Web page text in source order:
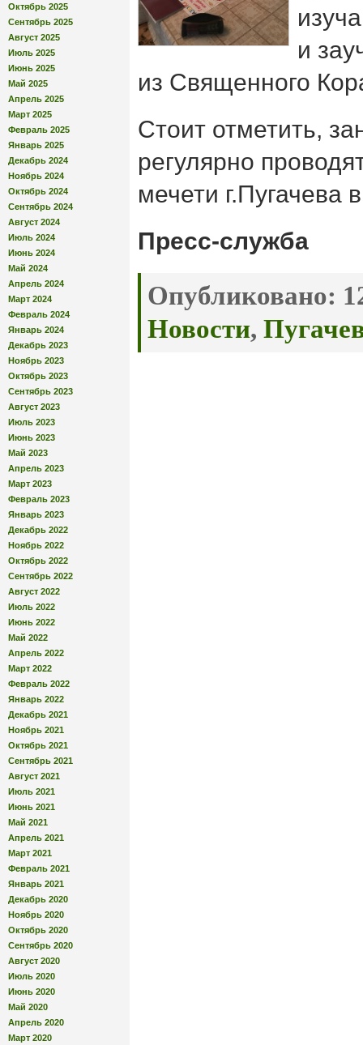
Октябрь 2025
Сентябрь 2025
Август 2025
Июль 2025
Июнь 2025
Май 2025
Апрель 2025
Март 2025
Февраль 2025
Январь 2025
Декабрь 2024
Ноябрь 2024
Октябрь 2024
Сентябрь 2024
Август 2024
Июль 2024
Июнь 2024
Май 2024
Апрель 2024
Март 2024
Февраль 2024
Январь 2024
Декабрь 2023
Ноябрь 2023
Октябрь 2023
Сентябрь 2023
Август 2023
Июль 2023
Июнь 2023
Май 2023
Апрель 2023
Март 2023
Февраль 2023
Январь 2023
Декабрь 2022
Ноябрь 2022
Октябрь 2022
Сентябрь 2022
Август 2022
Июль 2022
Июнь 2022
Май 2022
Апрель 2022
Март 2022
Февраль 2022
Январь 2022
Декабрь 2021
Ноябрь 2021
Октябрь 2021
Сентябрь 2021
Август 2021
Июль 2021
Июнь 2021
Май 2021
Апрель 2021
Март 2021
Февраль 2021
Январь 2021
Декабрь 2020
Ноябрь 2020
Октябрь 2020
Сентябрь 2020
Август 2020
Июль 2020
Июнь 2020
Май 2020
Апрель 2020
Март 2020
и
из Священного
Стоит отметить,
регулярно
мечети г.Пугачева
Пресс-служба
Опубликовано:
Новости,